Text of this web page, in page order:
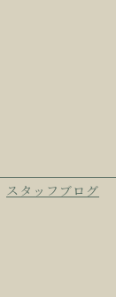
スタッフブログ